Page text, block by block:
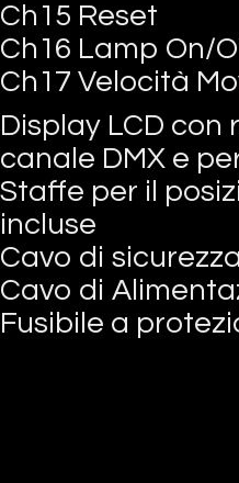
Ch15 Reset
Ch16 Lamp On/
Ch17 Velocità
Display LCD con
canale DMX e
Staffe per il
incluse
Cavo di
Cavo di
Fusibile a